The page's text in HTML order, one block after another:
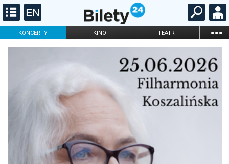
KONCERTY KINO TEATR ...
FILHARMONIA OPERA I BALET
KARNETY